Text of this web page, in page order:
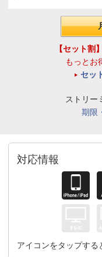
【セット割】
もっとお
セッ
ストリー
期限
対応情報
アイコンをタップする